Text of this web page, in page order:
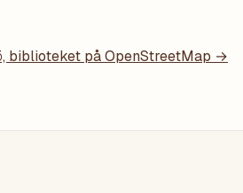
biblioteket på OpenStreetMap →